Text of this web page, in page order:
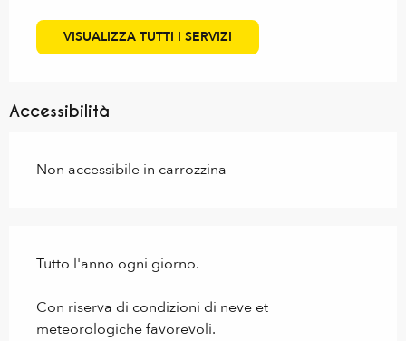
VISUALIZZA TUTTI I SERVIZI
Accessibilità
Non accessibile in carrozzina
Tutto l'anno ogni giorno.
Con riserva di condizioni di neve et
meteorologiche favorevoli.